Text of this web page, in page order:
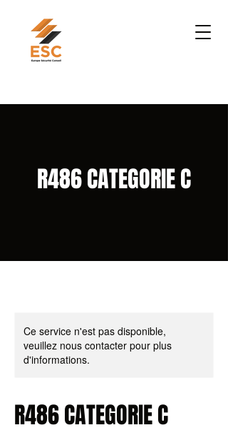
R486 CATEGORIE C
Ce service n'est pas disponible,
veuillez nous contacter pour plus
d'informations.
R486 CATEGORIE C